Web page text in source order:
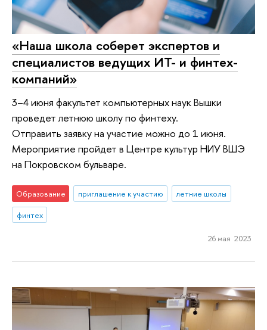
«Наша школа соберет экспертов и
специалистов ведущих ИТ- и финтех-
компаний»
3–4 июня факультет компьютерных наук Вышки
проведет летнюю школу по финтеху.
Отправить заявку на участие можно до 1 июня.
Мероприятие пройдет в Центре культур НИУ ВШЭ
на Покровском бульваре.
Образование приглашение к участию
летние школы
финтех
26 мая 2023